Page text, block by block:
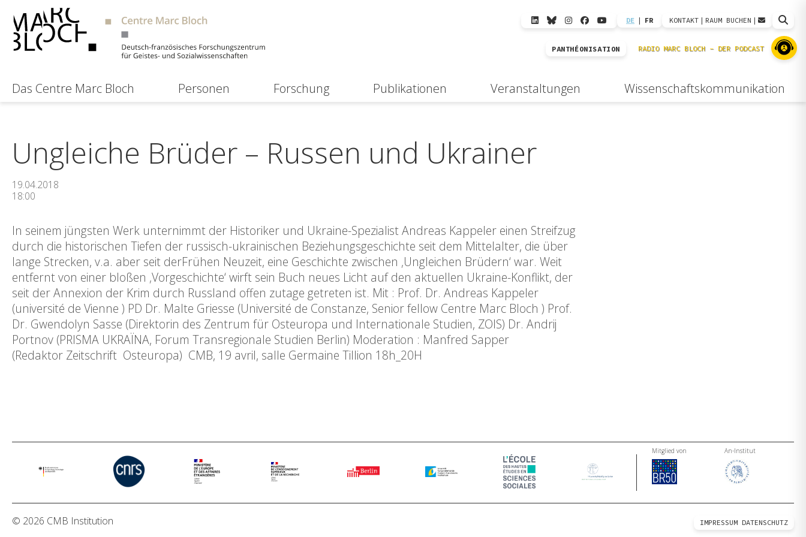
DE | FR KONTAKT | RAUM BUCHEN |
PANTHÉONISATION
Das Centre Marc Bloch Personen Forschung Publikationen Veranstaltungen Wissenschaftskommunikation
Ungleiche Brüder – Russen und Ukrainer
19.04.2018
18:00
In seinem jüngsten Werk unternimmt der Historiker und Ukraine-Spezialist Andreas Kappeler einen Streifzug
durch die historischen Tiefen der russisch-ukrainischen Beziehungsgeschichte seit dem Mittelalter, die über
lange Strecken, v.a. aber seit derFrühen Neuzeit, eine Geschichte zwischen ‚Ungleichen Brüdern‘ war. Weit
entfernt von einer bloßen ‚Vorgeschichte‘ wirft sein Buch neues Licht auf den aktuellen Ukraine-Konflikt, der
seit der Annexion der Krim durch Russland offen zutage getreten ist. Mit : Prof. Dr. Andreas Kappeler
(université de Vienne ) PD Dr. Malte Griesse (Université de Constanze, Senior fellow Centre Marc Bloch ) Prof.
Dr. Gwendolyn Sasse (Direktorin des Zentrum für Osteuropa und Internationale Studien, ZOIS) Dr. Andrij
Portnov (PRISMA UKRAЇNA, Forum Transregionale Studien Berlin) Moderation : Manfred Sapper
(Redaktor Zeitschrift Osteuropa) CMB, 19 avril, salle Germaine Tillion 18h_20H
Mitglied von An-Institut
© 2026 CMB Institution IMPRESSUM DATENSCHUTZ